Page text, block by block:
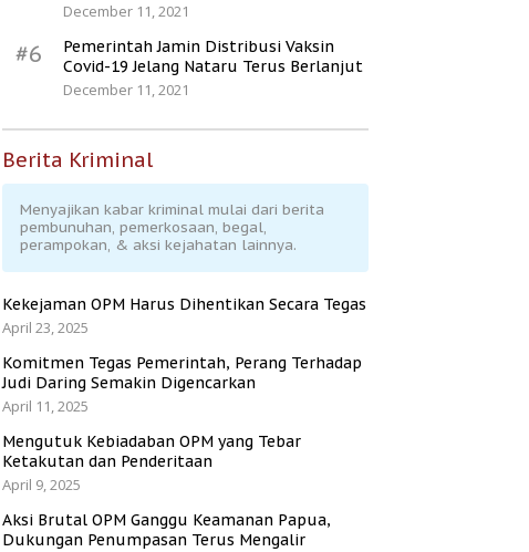
December 11, 2021
#6
Pemerintah Jamin Distribusi Vaksin
Covid-19 Jelang Nataru Terus Berlanjut
December 11, 2021
Berita Kriminal
Menyajikan kabar kriminal mulai dari berita
pembunuhan, pemerkosaan, begal,
perampokan, & aksi kejahatan lainnya.
Kekejaman OPM Harus Dihentikan Secara Tegas
April 23, 2025
Komitmen Tegas Pemerintah, Perang Terhadap
Judi Daring Semakin Digencarkan
April 11, 2025
Mengutuk Kebiadaban OPM yang Tebar
Ketakutan dan Penderitaan
April 9, 2025
Aksi Brutal OPM Ganggu Keamanan Papua,
Dukungan Penumpasan Terus Mengalir